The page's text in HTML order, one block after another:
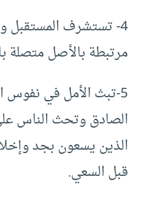
4- تستشرف المستقبل
مرتبطة بالأصل متصلة
5-تبث الأمل في نفوس
الصادق وتحث الناس
الذين يسعون بجد
قبل السعي.